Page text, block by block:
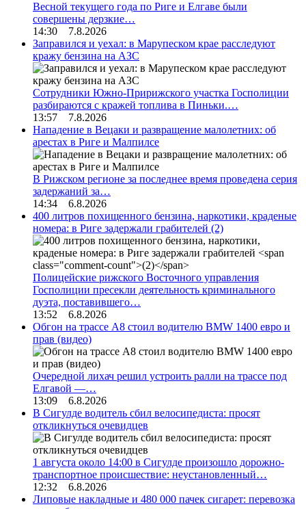
Весной текущего года по Риге и Елгаве были
совершены дерзкие…
14:30 7.8.2026
Заправился и уехал: в Марупеском крае расследуют
кражу бензина на АЗС
Сотрудники Южно-Пририжского участка Госполиции
разбираются с кражей топлива в Пиньки.…
13:57 7.8.2026
Нападение в Вецаки и развращение малолетних: об
арестах в Риге и Малпилсе
В Рижском регионе за последнее время проведена серия
задержаний за…
14:34 6.8.2026
400 литров похищенного бензина, наркотики, краденые
номера: в Риге задержали грабителей (2)
Полицейские рижского Восточного управления
Госполиции пресекли деятельность криминального
дуэта, поставившего…
13:52 6.8.2026
Обгон на трассе А8 стоил водителю BMW 1400 евро и
прав (видео)
Очередной лихач решил устроить ралли на трассе под
Елгавой —…
13:09 6.8.2026
В Сигулде водитель сбил велосипедиста: просят
откликнуться очевидцев
1 августа около 14:00 в Сигулде произошло дорожно-
транспортное происшествие: неустановленный…
12:32 6.8.2026
Липовые накладные и 480 000 пачек сигарет: перевозка